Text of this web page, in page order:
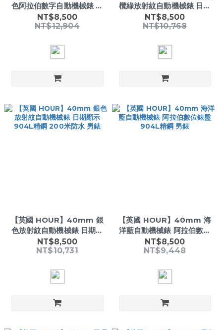
色阿拉伯數字自動機械錶 日
期顯示 904L精鋼 200米防
水 男錶
NT$8,500
NT$12,904
欖綠放射紋自動機械錶 日期
顯示 904L精鋼 200米防水
男錶
NT$8,500
NT$10,768
【英國 HOUR】40mm 銀
色放射紋自動機械錶 日期顯
示 904L精鋼 200米防水 男
錶
NT$8,500
NT$10,731
【英國 HOUR】40mm 海
洋藍自動機械錶 阿拉伯數位
錶盤 904L精鋼 男錶
NT$8,500
NT$9,448